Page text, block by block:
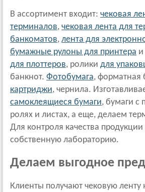
В ассортимент входит: чековая
терминалов, чековая лента для
банкоматов, лента для
бумажные рулоны для принтера и
для плоттеров, ролики для
банкнот. Фотобумага, форматная
картриджи, чернила.
самоклеящиеся бумаги, бумаги с
ролях и листах, а еще, делаем
Для контроля качества
собственную лабораторию.
Делаем выгодное
Клиенты получают чековую ленту